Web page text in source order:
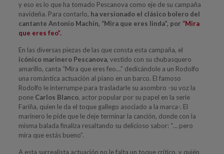
y eso es lo que ha tomado Pescanova como eje de su campaña
navideña. Para contarlo, ha versionado el clásico bolero del
cantante Antonio Machín, “Mira que eres linda”, por “Mira
que eres feo”.
En las diversas piezas de las que consta esta campaña, el
icónico marinero Pescanova, vestido con su chubasquero
amarillo, canta “Mira que eres feo…” dedicándole a un Rodolfo
una romántica actuación al piano en un barco. El famoso
Rodolfo le interrumpe para trasladarle su asombro -su voz la
pone Carlos Blanco, actor popular por su papel en la serie
Fariña, quien le da el toque gallego asociado a la marca-. El
marinero le pide que le deje terminar la canción, donde con la
misma balada finaliza resaltando su delicioso sabor: “… pero
mira que estás bueno”.
A esta surrealista actuación no le falta un toque crítico, y quién